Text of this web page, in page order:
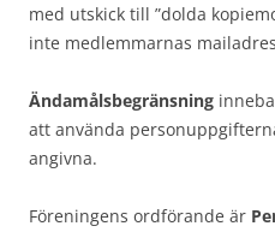
med utskick till ”dolda
inte medlemmarnas
Ändamålsbegränsning
att använda
angivna.
Föreningens ordförande är